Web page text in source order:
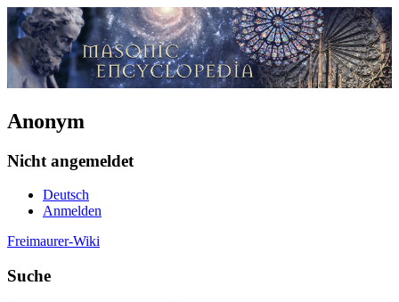
Anonym
Nicht angemeldet
Deutsch
Anmelden
Freimaurer-Wiki
Suche